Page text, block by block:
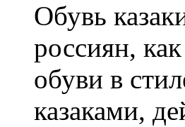
Обувь
россиян,
обуви в
казаками,